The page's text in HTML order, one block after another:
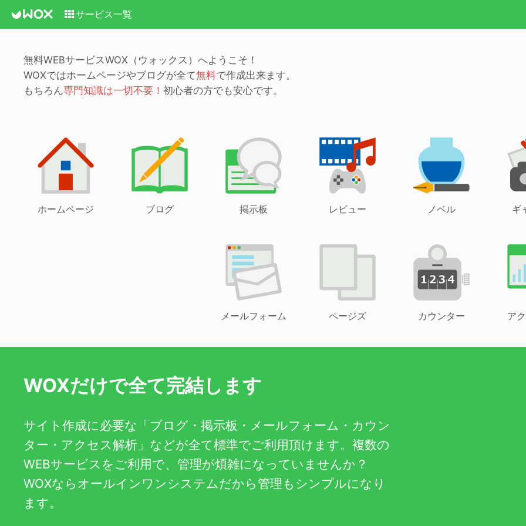
サービス一覧
無料WEBサービスWOX（ウォックス）へようこそ！
WOXではホームページやブログが全て無料で作成出来ます。
もちろん専門知識は一切不要！ 初心者の方でも安心です。
ホームページ ブログ 掲示板 レビュー ノベル ギ
メールフォーム ページズ カウンター ア
WOXだけで全て完結します
サイト作成に必要な「ブログ・掲示板・メールフォーム・カウン
ター・アクセス解析」などが全て標準でご利用頂けます。複数の
WEBサービスをご利用で、管理が煩雑になっていませんか？
WOXならオールインワンシステムだから管理もシンプルになり
ます。